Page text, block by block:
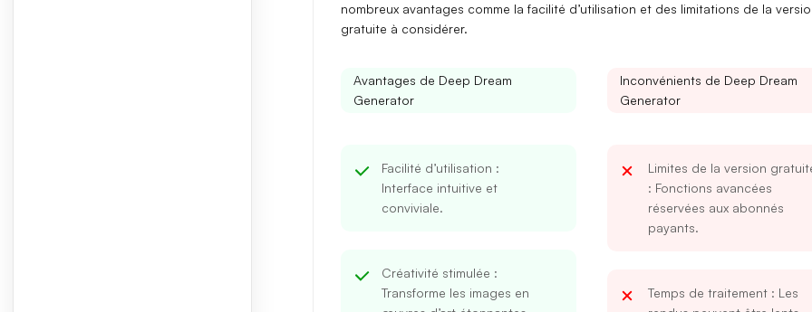
nombreux avantages comme la facilité d’utilisation et des limitations de la
gratuite à considérer.
Avantages de Deep Dream
Generator
Facilité d’utilisation :
Interface intuitive et
conviviale.
Créativité stimulée :
Transforme les images en
Inconvénients de Deep Dream
Generator
Limites de la version
: Fonctions avancées
réservées aux abonnés
payants.
Temps de traitement: Les